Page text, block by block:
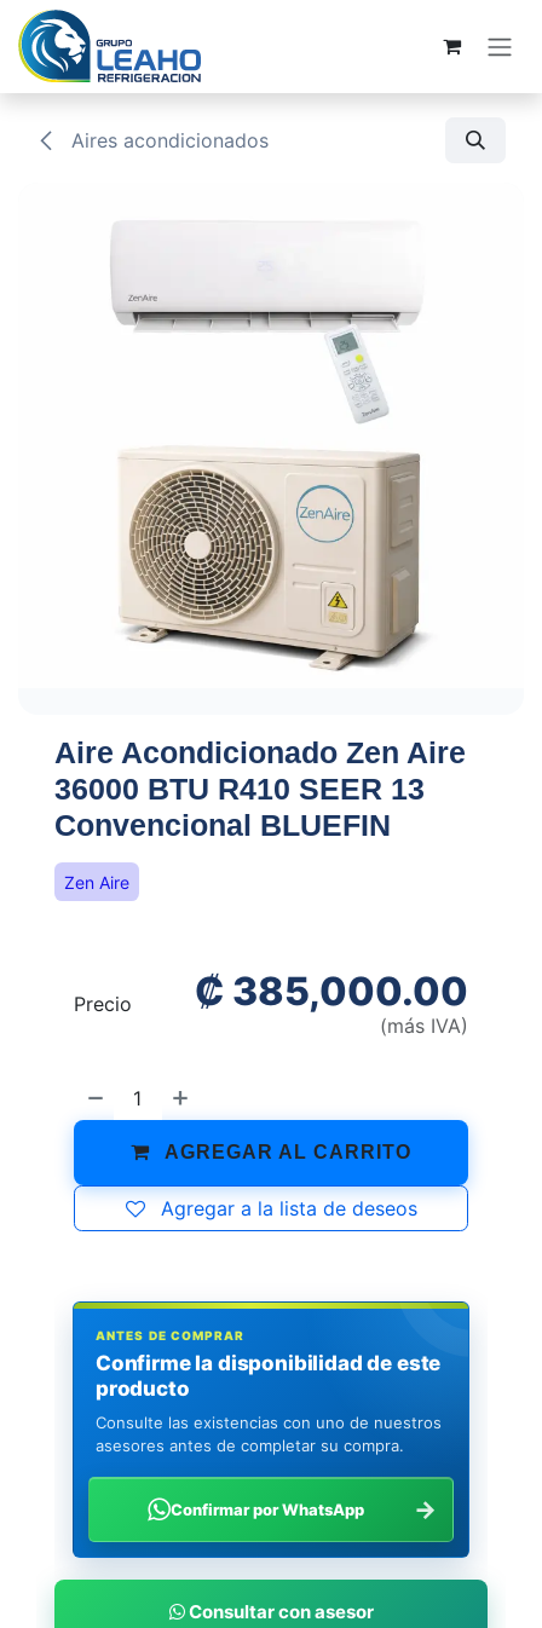
Ir al contenido
Aires acondicionados
Aire Acondicionado Zen Aire
36000 BTU R410 SEER 13
Convencional BLUEFIN
Zen Aire
AGREGAR AL CARRITO
Agregar a la lista de deseos
Precio ₡ 385,000.00
(más IVA)
ANTES DE COMPRAR
Confirme la disponibilidad de este
producto
Consulte las existencias con uno de nuestros
asesores antes de completar su compra.
Confirmar por WhatsApp →
Consultar con asesor